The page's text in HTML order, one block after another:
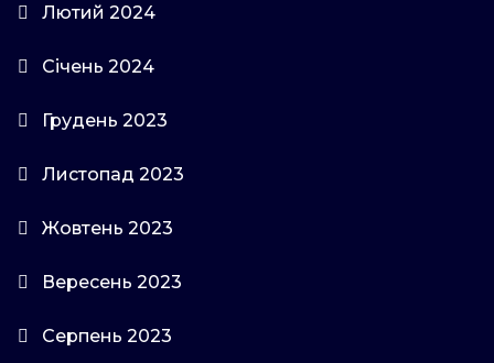
Лютий 2024
Січень 2024
Грудень 2023
Листопад 2023
Жовтень 2023
Вересень 2023
Серпень 2023